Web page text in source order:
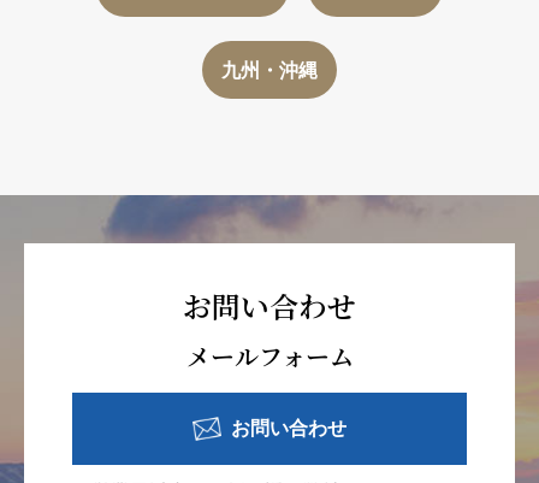
九州・沖縄
お問い合わせ
メールフォーム
お問い合わせ